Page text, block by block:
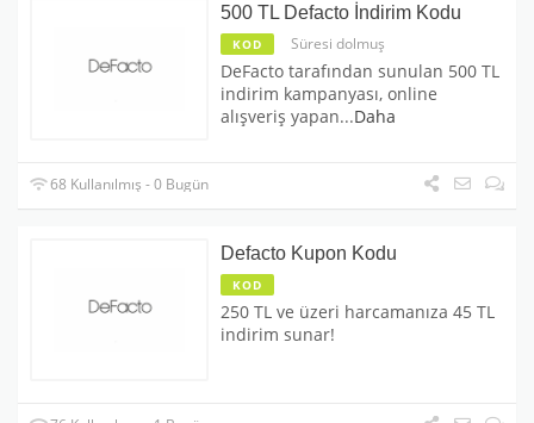
500 TL Defacto İndirim Kodu
KOD Süresi dolmuş
DeFacto tarafından sunulan 500 TL
indirim kampanyası, online
alışveriş yapan...Daha
68 Kullanılmış - 0 Bugün
Defacto Kupon Kodu
KOD
250 TL ve üzeri harcamanıza 45 TL
indirim sunar!